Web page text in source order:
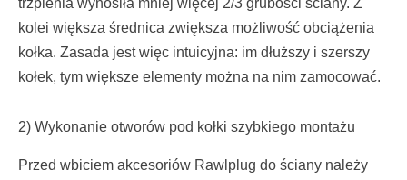
trzpienia wynosiła mniej więcej 2/3 grubości ściany. Z
kolei większa średnica zwiększa możliwość obciążenia
kołka. Zasada jest więc intuicyjna: im dłuższy i szerszy
kołek, tym większe elementy można na nim zamocować.
2) Wykonanie otworów pod kołki szybkiego montażu
Przed wbiciem akcesoriów Rawlplug do ściany należy